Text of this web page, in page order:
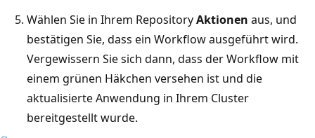
Wählen Sie in Ihrem RepositoryAktionen aus, und
bestätigen Sie, dass ein Workflow ausgeführt wird.
Vergewissern Sie sich dann, dass der Workflow mit
einem grünen Häkchen versehen ist und die
aktualisierte Anwendung in Ihrem Cluster
bereitgestellt wurde.